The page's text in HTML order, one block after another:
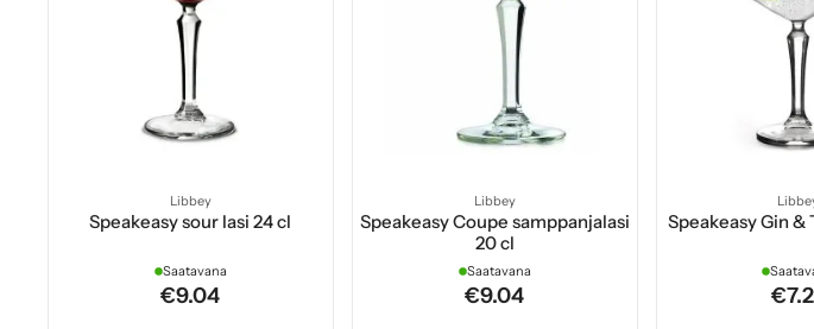
Libbey
Speakeasy sour lasi 24 cl
Saatavana
€9.04
Libbey
Speakeasy Coupe samppanjalasi
20 cl
Saatavana
€9.04
Speakeasy Gin &